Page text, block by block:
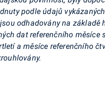
podle údajů
odhadovány na
dat referenčního
a měsíce referenčního